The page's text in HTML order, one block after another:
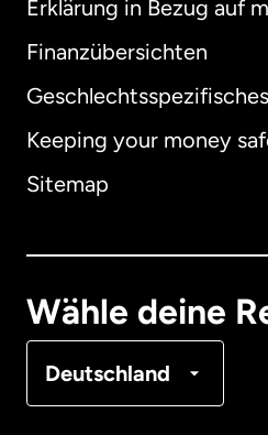
Erklärung in Bezug auf
Finanzübersichten
Keeping your money
Sitemap
Wähle deine
Deutschland
International
Australien